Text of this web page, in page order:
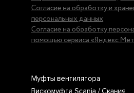
Муфты вентилятора
Согласие на обработку и
персональных данных
Согласие на обработку
помощью сервиса